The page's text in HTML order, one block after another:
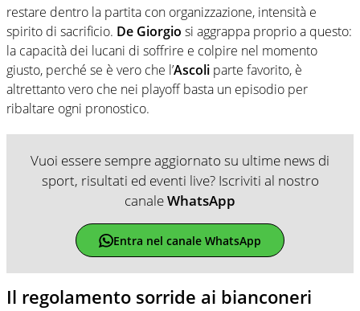
restare dentro la partita con organizzazione, intensità e
spirito di sacrificio. De Giorgio si aggrappa proprio a questo:
la capacità dei lucani di soffrire e colpire nel momento
giusto, perché se è vero che l’Ascoli parte favorito, è
altrettanto vero che nei playoff basta un episodio per
ribaltare ogni pronostico.
Vuoi essere sempre aggiornato su ultime news di
sport, risultati ed eventi live? Iscriviti al nostro
canaleWhatsApp
Entra nel canale WhatsApp
Il regolamento sorride ai bianconeri